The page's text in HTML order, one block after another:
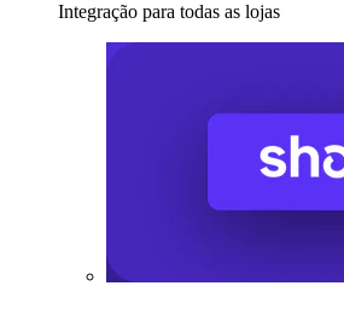
Integração para todas as lojas